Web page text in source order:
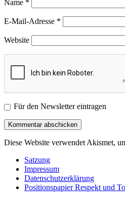
Name *
E-Mail-Adresse *
Website
Für den Newsletter eintragen
Diese Website verwendet Akismet,
Satzung
Impressum
Datenschutzerklärung
Positionspapier Respekt und